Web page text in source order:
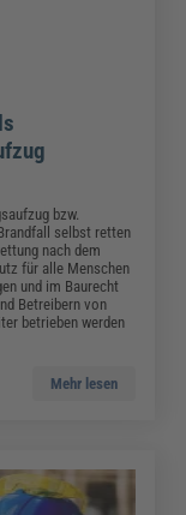
bzw.
selbst retten
nach dem
für alle Menschen
und im Baurecht
Betreibern von
betrieben werden
Mehr lesen